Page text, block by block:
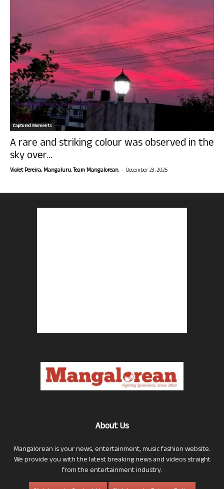
Captured Moments
A rare and striking colour was observed in the
sky over...
Violet Pereira, Mangaluru. Team Mangalorean. - December 23, 2025
About Us
Mangalorean is your news, entertainment, music fashion website.
We provide you with the latest breaking news and videos straight
from the entertainment industry.